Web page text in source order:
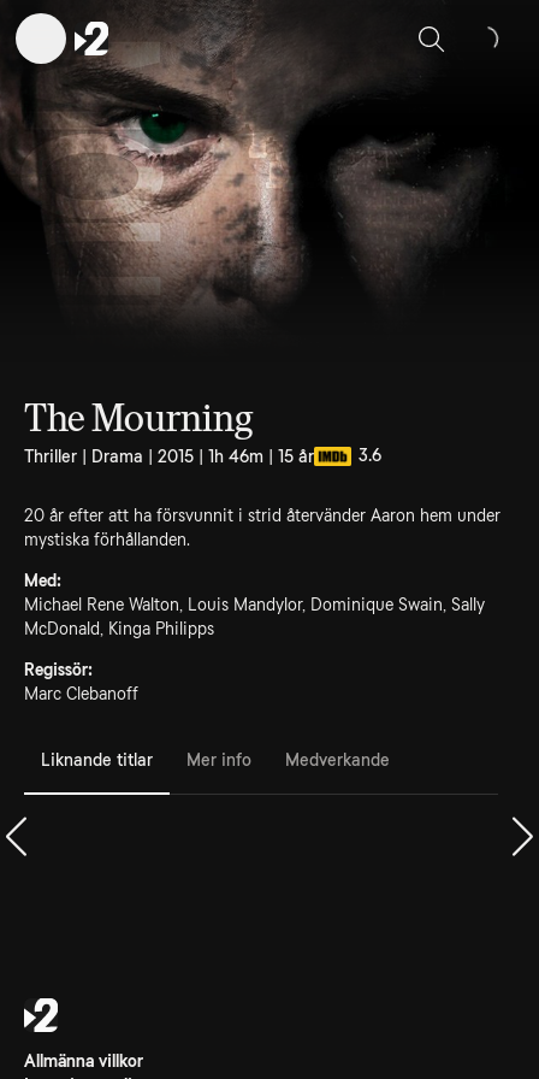
Sök
The Mourning
Thriller | Drama | 2015 | 1h 46m | 15 år 3.6
20 år efter att ha försvunnit i strid återvänder Aaron hem under
mystiska förhållanden.
Med:
Michael Rene Walton, Louis Mandylor, Dominique Swain, Sally
McDonald, Kinga Philipps
Regissör:
Marc Clebanoff
Liknande titlar Mer info Medverkande
Allmänna villkor